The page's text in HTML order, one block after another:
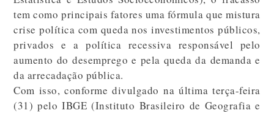
tem como principais fatores uma fórmula que mistura
crise política com queda nos investimentos públicos,
privados e a política recessiva responsável pelo
aumento do desemprego e pela queda da demanda e
da arrecadação pública.
Com isso, conforme divulgado na última terça-feira
(31) pelo IBGE (Instituto Brasileiro de Geografia e